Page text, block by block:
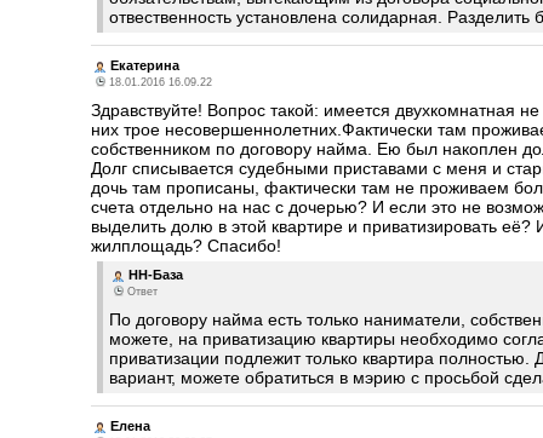
отвественность установлена солидарная.
Екатерина
18.01.2016 16.09.22
Здравствуйте! Вопрос такой: имеется двухкомнатная
них трое несовершеннолетних.Фактически там
собственником по договору найма. Ею был накоплен
Долг списывается судебными приставами с меня и
дочь там прописаны, фактически там не проживаем
счета отдельно на нас с дочерью? И если это не
выделить долю в этой квартире и приватизировать
жилплощадь? Спасибо!
НН-База
Ответ
По договору найма есть только наниматели,
можете, на приватизацию квартиры необходимо
приватизации подлежит только квартира
вариант, можете обратиться в мэрию с просьбой
Елена